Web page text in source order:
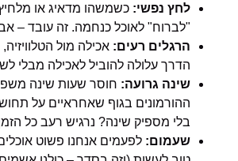
לחץ נפשי: כשמשהו מדאיג או
"לברוח" לאוכל כנחמה. זה עובד –
הרגלים רעים: אכילה מול
הדרך עלולה להוביל לאכילה מבלי
שינה גרועה: חוסר שעות שינה
ההורמונים בגוף שאחראיים על
בלי מספיק שינה? נרגיש רעב כל
שעמום: לפעמים אנחנו פשוט